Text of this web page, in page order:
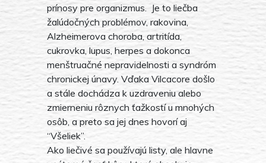
prínosy pre organizmus. Je to liečba
žalúdočných problémov, rakovina,
Alzheimerova choroba, artritída,
cukrovka, lupus, herpes a dokonca
menštruačné nepravidelnosti a syndróm
chronickej únavy. Vďaka Vilcacore došlo
a stále dochádza k uzdraveniu alebo
zmierneniu rôznych ťažkostí u mnohých
osôb, a preto sa jej dnes hovorí aj
“Všeliek”.
Ako liečivé sa používajú listy, ale hlavne